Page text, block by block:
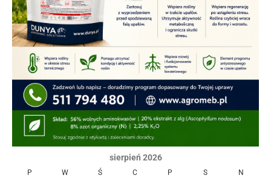
sierpień 2026
P W Ś C P S N